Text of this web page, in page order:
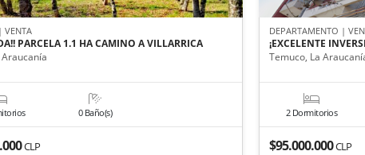
VENTA
PARCELA 1.1 HA CAMINO A VILLARRICA
0 Baño(s)
CLP
DEPARTAMENTO |
¡EXCELENTE
Temuco, La
2 Dormitorios
$95.000.000CLP